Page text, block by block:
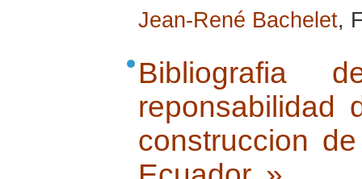
Jean-René Bachelet,
Bibliografia
reponsabilidad
construccion